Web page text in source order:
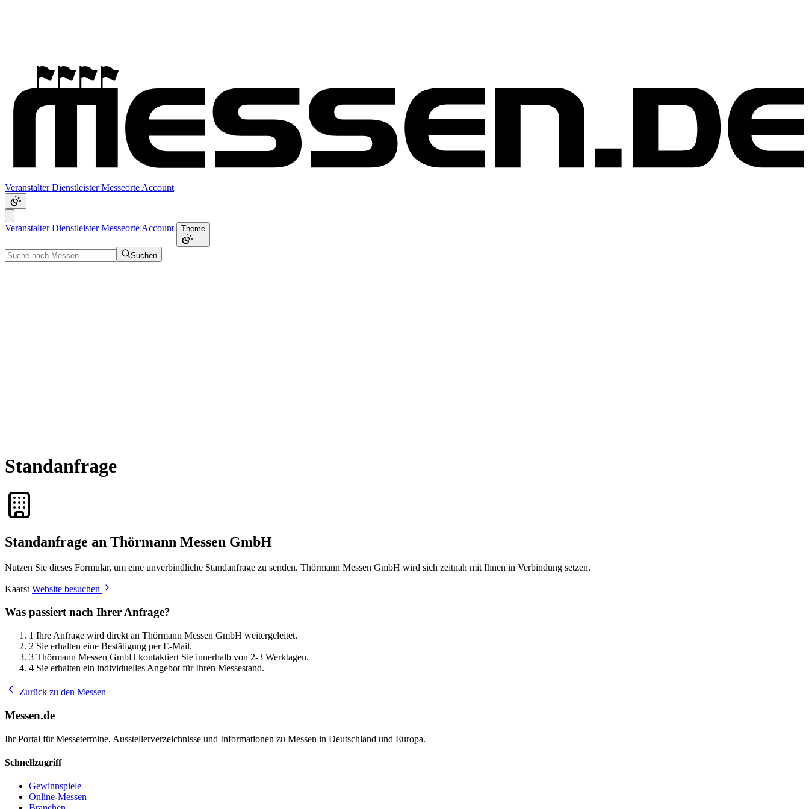
VeranstalterDienstleisterMesseorte Account
VeranstalterDienstleisterMesseorte Account Theme
Suchen
Standanfrage
Standanfrage an Thörmann Messen GmbH
Nutzen Sie dieses Formular, um eine unverbindliche Standanfrage zu senden. Thörmann Messen GmbH wird sich zeitnah mit Ihnen in Verbindung setzen.
Kaarst Website besuchen
Was passiert nach Ihrer Anfrage?
1 Ihre Anfrage wird direkt an Thörmann Messen GmbH weitergeleitet.
2 Sie erhalten eine Bestätigung per E-Mail.
3 Thörmann Messen GmbH kontaktiert Sie innerhalb von 2-3 Werktagen.
4 Sie erhalten ein individuelles Angebot für Ihren Messestand.
Zurück zu den Messen
Messen.de
Ihr Portal für Messetermine, Ausstellerverzeichnisse und Informationen zu Messen in Deutschland und Europa.
Schnellzugriff
Gewinnspiele
Online-Messen